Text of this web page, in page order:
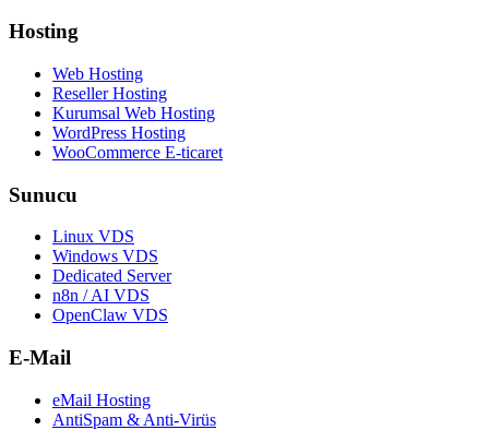
Hosting
Web Hosting
Reseller Hosting
Kurumsal Web Hosting
WordPress Hosting
WooCommerce E-ticaret
Sunucu
Linux VDS
Windows VDS
Dedicated Server
n8n / AI VDS
OpenClaw VDS
E-Mail
eMail Hosting
AntiSpam & Anti-Virüs